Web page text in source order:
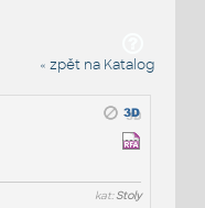
« zpět na Katalog
kat:Stoly